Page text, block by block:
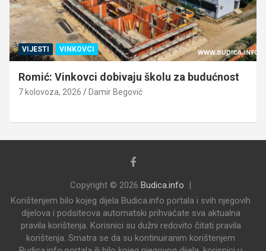
VIJESTI VINKOVCI
Romić: Vinkovci dobivaju školu za budućnost
7 kolovoza, 2026 Damir Begović
Copyright © 2026 Budica.info
Korištenjem bilo kojeg dijela Budica.info portala i svih njegovih
dijelova i podsiteova automatski prihvaćate sva aktualna
pravila korištenja. Korisnici su dužni redovito čitati pravila
korištenja. Smatra se da su kontinuiranim korištenjem